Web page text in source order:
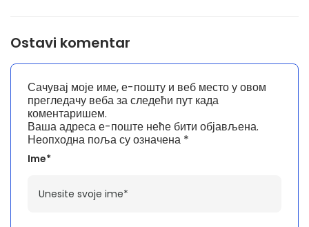
Ostavi komentar
Ваша адреса е-поште неће бити објављена.
Неопходна поља су означена *
Ime*
Сачувај моје име, е-пошту и веб место у овом
прегледачу веба за следећи пут када
коментаришем.